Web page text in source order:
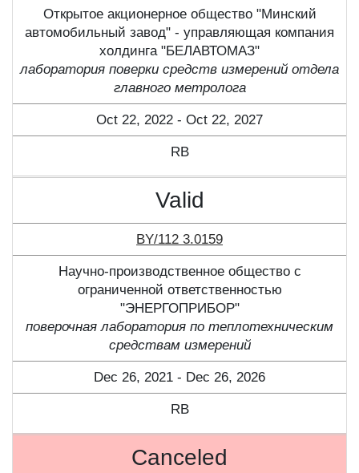
Открытое акционерное общество "Минский
автомобильный завод" - управляющая компания
холдинга "БЕЛАВТОМАЗ"
лаборатория поверки средств измерений отдела
главного метролога
Oct 22, 2022 - Oct 22, 2027
RB
Valid
BY/112 3.0159
Научно-производственное общество с
ограниченной ответственностью
"ЭНЕРГОПРИБОР"
поверочная лаборатория по теплотехническим
средствам измерений
Dec 26, 2021 - Dec 26, 2026
RB
Canceled